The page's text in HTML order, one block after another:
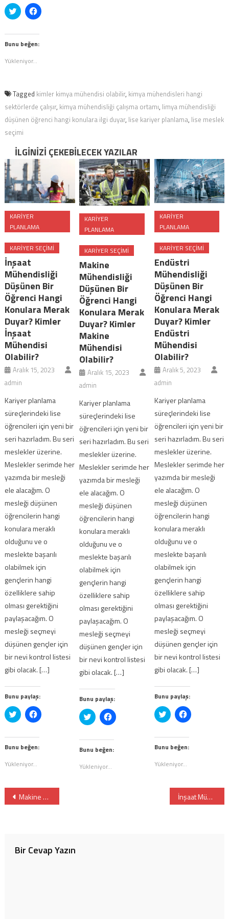
Twitter
üzerinde
tıklayın
(Yeni
pencerede
Facebook'ta
paylaşmak
(Yeni
pencerede
Bunu beğen:
Yükleniyor...
Tagged kimler kimya mühendisi olabilir, kimya mühendisleri hangi
sektörlerde çalışır, kimya mühendisliği çalışma ortamı, limya mühendisliği
düşünen öğrenci hangi konulara ilgi duyar, lise kariyer planlama, lise meslek
seçimi
İLGINIZI ÇEKEBILECEK YAZILAR
KARIYER
PLANLAMA
KARIYER SEÇIMI
İnşaat
Mühendisliği
Düşünen Bir
Öğrenci Hangi
Konulara Merak
Duyar? Kimler
İnşaat
Mühendisi
Olabilir?
Aralık 15, 2023
admin
Kariyer planlama
süreçlerindeki lise
öğrencileri için yeni bir
seri hazırladım. Bu seri
meslekler üzerine.
Meslekler serimde her
yazımda bir mesleği
ele alacağım. O
mesleği düşünen
öğrencilerin hangi
konulara meraklı
olduğunu ve o
meslekte başarılı
olabilmek için
gençlerin hangi
özelliklere sahip
olması gerektiğini
paylaşacağım. O
mesleği seçmeyi
düşünen gençler için
bir nevi kontrol listesi
gibi olacak. […]
Bunu paylaş:
Twitter
üzerinde
tıklayın
(Yeni
pencerede
Facebook'ta
paylaşmak
(Yeni
pencerede
Bunu beğen:
Yükleniyor...
KARIYER
PLANLAMA
KARIYER SEÇIMI
Makine
Mühendisliği
Düşünen Bir
Öğrenci Hangi
Konulara Merak
Duyar? Kimler
Makine
Mühendisi
Olabilir?
Aralık 15, 2023
admin
Kariyer planlama
süreçlerindeki lise
öğrencileri için yeni bir
seri hazırladım. Bu seri
meslekler üzerine.
Meslekler serimde her
yazımda bir mesleği
ele alacağım. O
mesleği düşünen
öğrencilerin hangi
konulara meraklı
olduğunu ve o
meslekte başarılı
olabilmek için
gençlerin hangi
özelliklere sahip
olması gerektiğini
paylaşacağım. O
mesleği seçmeyi
düşünen gençler için
bir nevi kontrol listesi
gibi olacak. […]
Bunu paylaş:
Twitter
üzerinde
tıklayın
(Yeni
pencerede
Facebook'ta
paylaşmak
(Yeni
pencerede
Bunu beğen:
Yükleniyor...
KARIYER
PLANLAMA
KARIYER SEÇIMI
Endüstri
Mühendisliği
Düşünen Bir
Öğrenci Hangi
Konulara Merak
Duyar? Kimler
Endüstri
Mühendisi
Olabilir?
Aralık 5, 2023
admin
Kariyer planlama
süreçlerindeki lise
öğrencileri için yeni bir
seri hazırladım. Bu seri
meslekler üzerine.
Meslekler serimde her
yazımda bir mesleği
ele alacağım. O
mesleği düşünen
öğrencilerin hangi
konulara meraklı
olduğunu ve o
meslekte başarılı
olabilmek için
gençlerin hangi
özelliklere sahip
olması gerektiğini
paylaşacağım. O
mesleği seçmeyi
düşünen gençler için
bir nevi kontrol listesi
gibi olacak. […]
Bunu paylaş:
Twitter
üzerinde
tıklayın
(Yeni
pencerede
Facebook'ta
paylaşmak
(Yeni
pencerede
Bunu beğen:
Yükleniyor...
Yazı
Makine Mühendisliği Düşünen Bir Öğrenci Hangi Konulara Merak Duyar? Kimler Makine Mühendisi Olabilir? İnşaat Mühendisliği Düşünen Bir Öğrenci Hangi Konulara Merak Duyar? Kimler İnşaat Mühendisi Olabilir?
Bir Cevap Yazın